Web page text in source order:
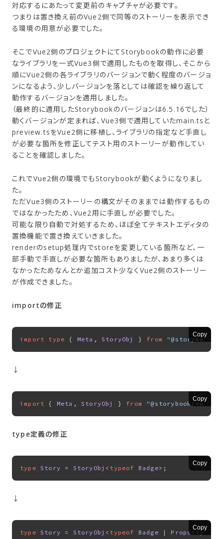
対応するにあたって変更前のキャプチャが必要です。
つまりは置き換え前のVue2側で同等のストーリーを表示でき
る環境の用意が必要でした。
そこでVue2側のプロジェクトにてStorybookの動作に必要
なライブラリを一式Vue3側で適用したものを取得し、そこから
順にVue2側の各ライブラリのバージョンで動く程度のバージョ
ンになるよう、少しバージョンを落としては確認を繰り返して
動作するバージョンを適用しました。
（最終的に適用したStorybookのバージョンは6.5.16でした）
動くバージョンが定まれば、Vue3側で適用していたmain.tsと
preview.tsをVue2側に移植し、ライブラリの指定など手直し
が必要な箇所を修正してテスト用のストーリーが動作してい
ることを確認しました。
これでVue2側の環境でもStorybookが動くようになりまし
た。
ただVue3側のストーリーの構文がそのままでは動作するもの
ではなかったため、Vue2用に手直しが必要でした。
可能な限り自動で対処するため、ほぼ全てテキストエディタの
置換機能で置き換えていきました。
renderのsetup処理内でstoreを変更している箇所など、一
部手動で手直しが必要な箇所もありましたが、あまり多くは
なかったためなんとか追加コスト少なくVue2側のストーリー
が作成できました。
importの修正
Copy
import type { Meta , StoryObj } from "@storybook/
↓
Copy
import { Meta , StoryObj } from "@storybook/vue"
type定義の修正
Copy
type Story = StoryObj < typeof Badge
↓
Copy
type Story = StoryObj < typeof Badge | Props < typeof